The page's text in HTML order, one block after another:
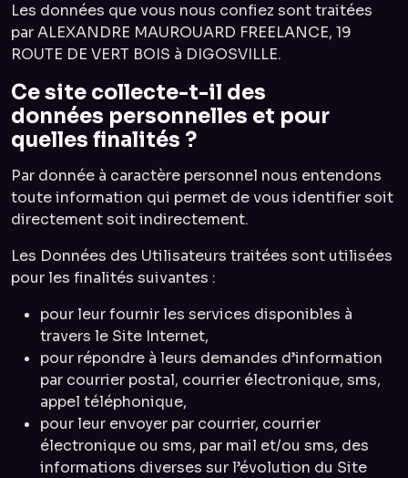
Les données que vous nous confiez sont traitées
par ALEXANDRE MAUROUARD FREELANCE, 19
ROUTE DE VERT BOIS à DIGOSVILLE.
Ce site collecte-t-il des
données personnelles et pour
quelles finalités ?
Par donnée à caractère personnel nous entendons
toute information qui permet de vous identifier soit
directement soit indirectement.
Les Données des Utilisateurs traitées sont utilisées
pour les finalités suivantes :
pour leur fournir les services disponibles à
travers le Site Internet,
pour répondre à leurs demandes d’information
par courrier postal, courrier électronique, sms,
appel téléphonique,
pour leur envoyer par courrier, courrier
électronique ou sms, par mail et/ou sms, des
informations diverses sur l’évolution du Site